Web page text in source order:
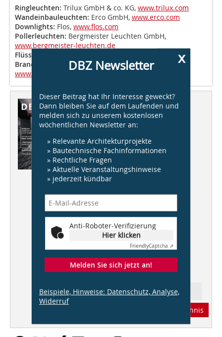
Ringleuchten: Trilux GmbH & co. KG, www.trilux.com
Wandeinbauleuchten: Erco GmbH, www.erco.com
Downlights: Flos, www.flos.com
Pollerleuchten: Bergmeister Leuchten GmbH,
www.bergmeister-leuchten.de
Flüssigkunststoffbelag:
www.texolit.ch
Brandschutzklappen:Trox Hesco Schweiz AG,
www.troxhesco.ch
Dieser Artikel erschien in
DBZ 03/2018
Licht
Heftpate
ANDREAS SCHULZ,
LICHT KUNST LICHT AG
Im Interview: Peter Zumthor
„Herrengasse plus“, Wien/AT
podpod design
TAGESLICHT  Planung,
Berechnung, Lenkung
ENERGIE SPEZIAL
Ressort: Architektur
Inhaltsverzeichnis
x
DBZ Newsletter
Dieser Beitrag hat Ihr Interesse geweckt?
Dann bleiben Sie auf dem Laufenden und
melden sich zu unserem kostenlosen
wöchentlichen Newsletter an:
» Relevante Architekturprojekte
» Bautechnische Fachinformationen
» Rechtliche Fragen
» Aktuelle Veranstaltungshinweise
» jederzeit kündbar
Anti-Roboter-Verifizierung
Hier klicken
FriendlyCaptcha ⇗
Melden Sie sich jetzt an!
Beispiele, Hinweise: Datenschutz, Analyse,
Widerruf